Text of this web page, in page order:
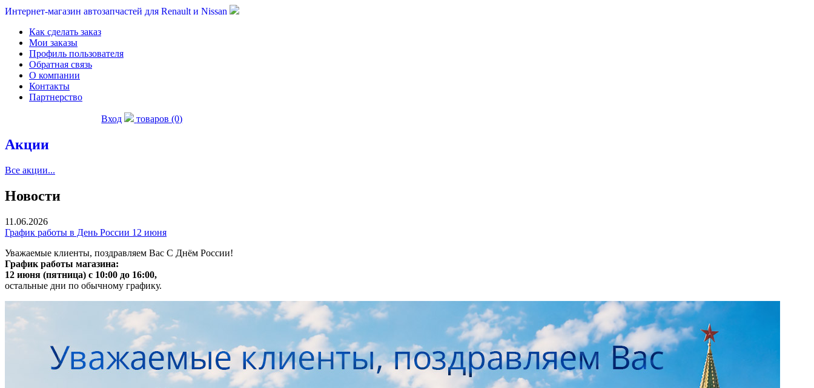
Интернет-магазин автозапчастей для Renault и Nissan
Как сделать заказ
Мои заказы
Профиль пользователя
Обратная связь
О компании
Контакты
Партнерство
Вход товаров (0)
Акции
Все акции...
Новости
11.06.2026
График работы в День России 12 июня
Уважаемые клиенты, поздравляем Вас С Днём России!
График работы магазина:
12 июня (пятница) с 10:00 до 16:00,
остальные дни по обычному графику.